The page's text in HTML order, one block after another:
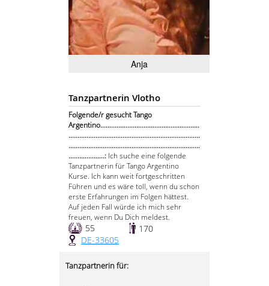
Anja
Tanzpartnerin Vlotho
Folgende/r gesucht Tango
Argentino.......................................................
.........................................................................
.........................................................................
....................: Ich suche eine folgende
Tanzpartnerin für Tango Argentino
Kurse. Ich kann weit fortgeschritten
Führen und es wäre toll, wenn du schon
erste Erfahrungen im Folgen hättest.
Auf jeden Fall würde ich mich sehr
freuen, wenn Du Dich meldest.
55
170
DE-33605
Tanzpartnerin für: